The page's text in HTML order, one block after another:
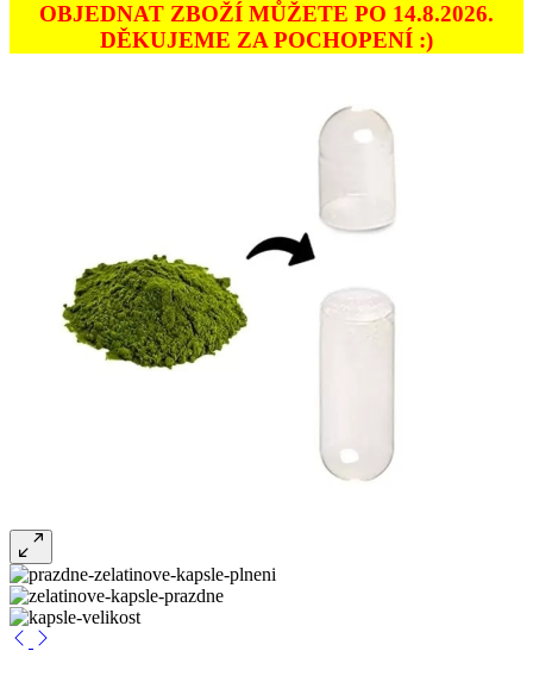
OBJEDNAT ZBOŽÍ MŮŽETE PO 14.8.2026.
DĚKUJEME ZA POCHOPENÍ :)